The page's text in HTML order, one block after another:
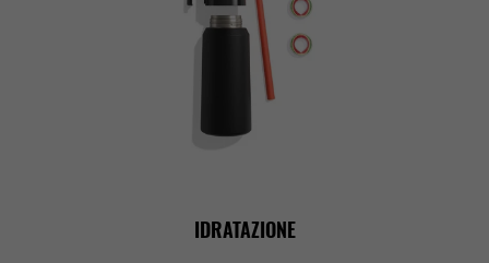
IDRATAZIONE